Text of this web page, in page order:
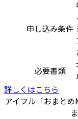
申し込み条件
必要書類
詳しくはこちら
アイフル「おまとめ